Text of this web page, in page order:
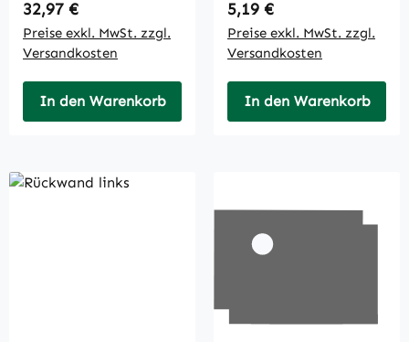
Regulärer Preis:
32,97 €
Preise exkl. MwSt. zzgl.
Versandkosten
In den Warenkorb
Regulärer Preis:
5,19 €
Preise exkl. MwSt. zzgl.
Versandkosten
In den Warenkorb